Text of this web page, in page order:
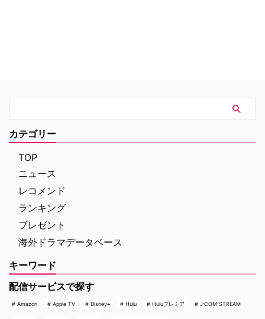
カテゴリー
TOP
ニュース
レコメンド
ランキング
プレゼント
海外ドラマデータベース
キーワード
配信サービスで探す
Amazon Apple TV Disney+ Hulu Huluプレミア J:COM STREAM